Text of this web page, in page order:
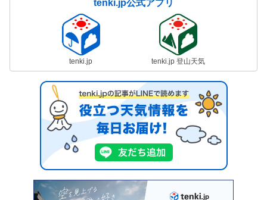
tenki.jp公式アプリ
tenki.jp tenki.jp 登山天気